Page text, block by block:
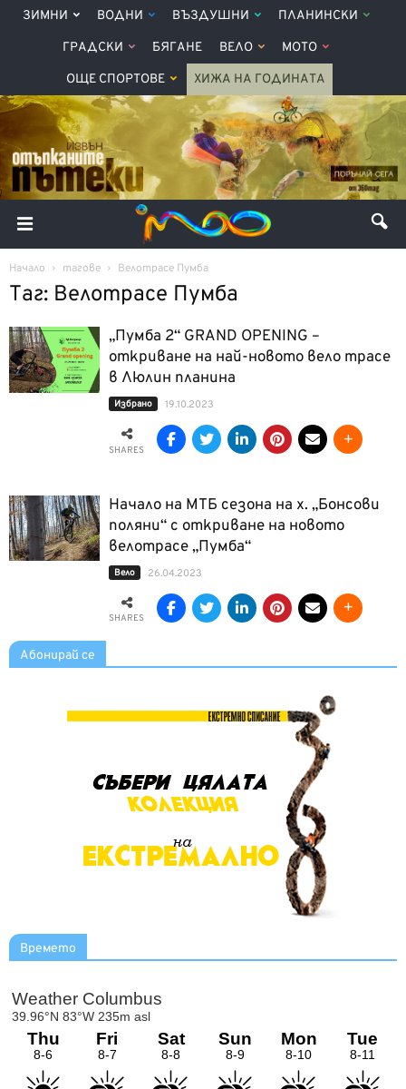
ЗИМНИ ВОДНИ ВЪЗДУШНИ ПЛАНИНСКИ
ГРАДСКИ БЯГАНЕ ВЕЛО МОТО
ОЩЕ СПОРТОВЕ ХИЖА НА ГОДИНАТА
Начало тагове Велотрасе Пумба
Таг: Велотрасе Пумба
„Пумба 2“ GRAND OPENING –
откриване на най-новото вело трасе
в Люлин планина
Избрано 19.10.2023
SHARES
Начало на МТБ сезона на х. „Бонсови
поляни“ с откриване на новото
велотрасе „Пумба“
Вело 26.04.2023
SHARES
Абонирай се
Времето